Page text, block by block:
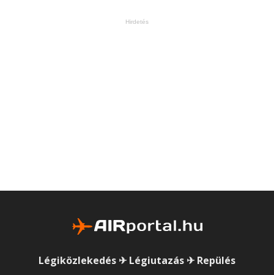
Hirdetés
Légiközlekedés ✈ Légiutazás ✈ Repülés